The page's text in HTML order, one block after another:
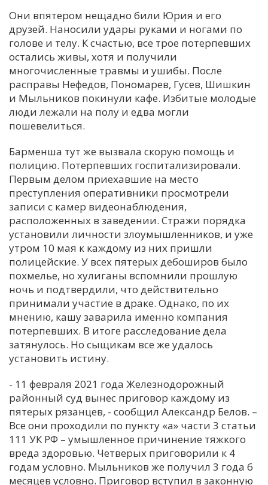
Они впятером нещадно били Юрия и его
друзей. Наносили удары руками и ногами по
голове и телу. К счастью, все трое потерпевших
остались живы, хотя и получили
многочисленные травмы и ушибы. После
расправы Нефедов, Пономарев, Гусев, Шишкин
и Мыльников покинули кафе. Избитые молодые
люди лежали на полу и едва могли
пошевелиться.
Барменша тут же вызвала скорую помощь и
полицию. Потерпевших госпитализировали.
Первым делом приехавшие на место
преступления оперативники просмотрели
записи с камер видеонаблюдения,
расположенных в заведении. Стражи порядка
установили личности злоумышленников, и уже
утром 10 мая к каждому из них пришли
полицейские. У всех пятерых дебоширов было
похмелье, но хулиганы вспомнили прошлую
ночь и подтвердили, что действительно
принимали участие в драке. Однако, по их
мнению, кашу заварила именно компания
потерпевших. В итоге расследование дела
затянулось. Но сыщикам все же удалось
установить истину.
- 11 февраля 2021 года Железнодорожный
районный суд вынес приговор каждому из
пятерых рязанцев, - сообщил Александр Белов. –
Все они проходили по пункту «а» части 3 статьи
111 УК РФ – умышленное причинение тяжкого
вреда здоровью. Четверых приговорили к 4
годам условно. Мыльников же получил 3 года 6
месяцев условно. Приговор вступил в законную